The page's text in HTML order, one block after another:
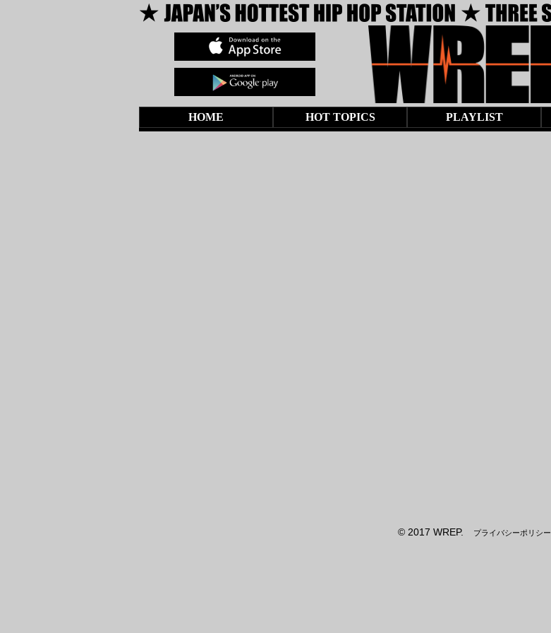
HOME HOT TOPICS PLAYLIST
© 2017 WREP. プライバシーポリシー